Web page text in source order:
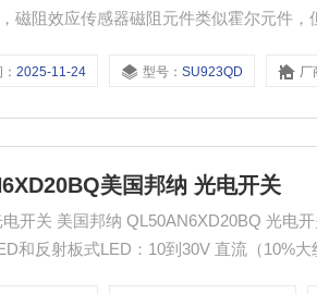
磁阻效应传感器磁阻元件类似霍尔元件
而磁阻效应则是沿电流方向的电阻变化，
：2025-11-24 型号：SU923QD 厂
美国邦纳 光电开关
和反射板式LED：10到30V 直流（10%